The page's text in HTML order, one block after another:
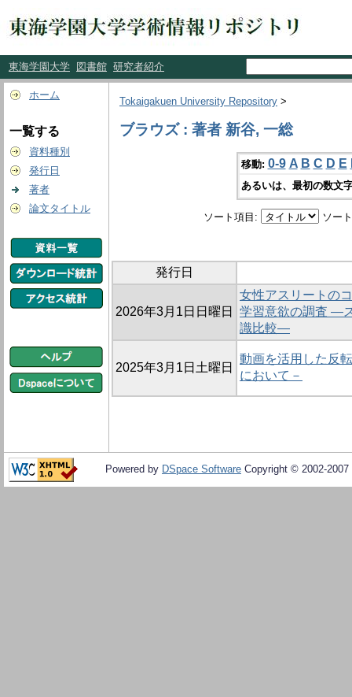
東海学園大学 図書館 研究者紹介
ホーム
一覧する
資料種別
発行日
著者
論文タイトル
Tokaigakuen University Repository >
ブラウズ : 著者 新谷, 一総
移動: 0-9 A B C D E
あるいは、最初の数文
ソート項目: ソー
発行日
2026年3月1日日曜日
女性アスリートの
学習意欲の調査 ―
識比較―
2025年3月1日土曜日
動画を活用した反
において－
Powered by DSpace Software Copyright © 2002-2007